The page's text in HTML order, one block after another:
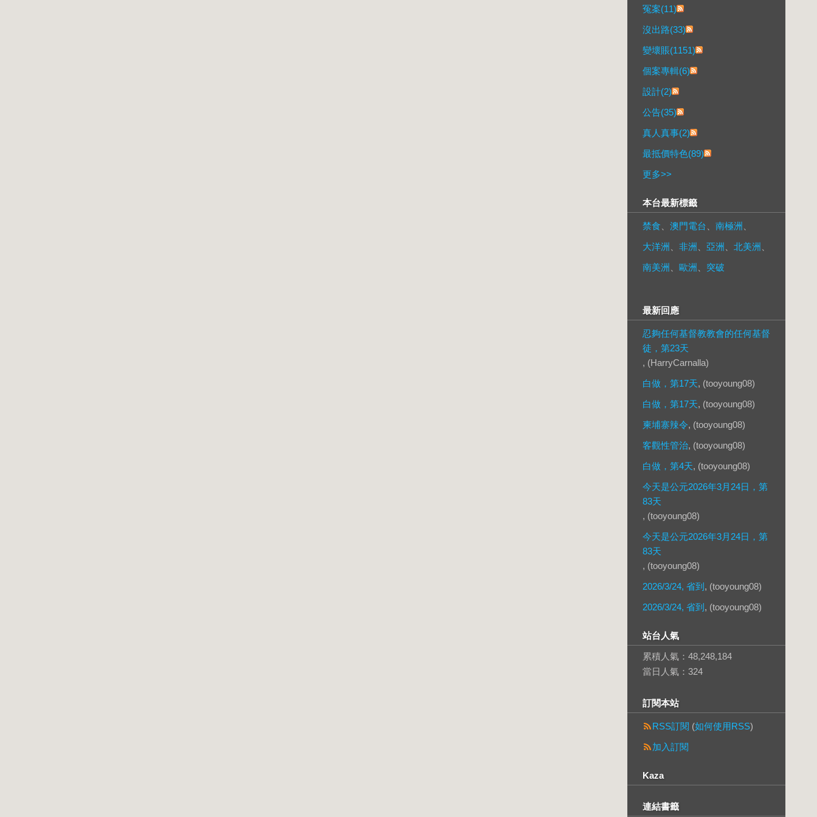
冤案(11)
沒出路(33)
變壞賬(1151)
個案專輯(6)
設計(2)
公告(35)
真人真事(2)
最抵價特色(89)
更多>>
本台最新標籤
禁食 澳門電台 南極洲
大洋洲
非洲 亞洲 北美洲
南美洲
歐洲 突破
最新回應
忍夠任何基督教教會的任何基督
徒，第23天
, (HarryCarnalla)
白做，第17天, (tooyoung08)
白做，第17天, (tooyoung08)
柬埔寨辣令, (tooyoung08)
客觀性管治, (tooyoung08)
白做，第4天, (tooyoung08)
今天是公元2026年3月24日，第
83天
, (tooyoung08)
今天是公元2026年3月24日，第
83天
, (tooyoung08)
2026/3/24, 省到 , (tooyoung08)
2026/3/24, 省到 , (tooyoung08)
站台人氣
累積人氣： 48,248,184
當日人氣： 324
訂閱本站
RSS訂閱 (如何使用RSS)
加入訂閱
Kaza
連結書籤